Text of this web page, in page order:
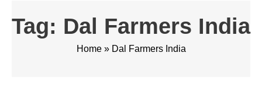
Tag: Dal Farmers India
Home» Dal Farmers India